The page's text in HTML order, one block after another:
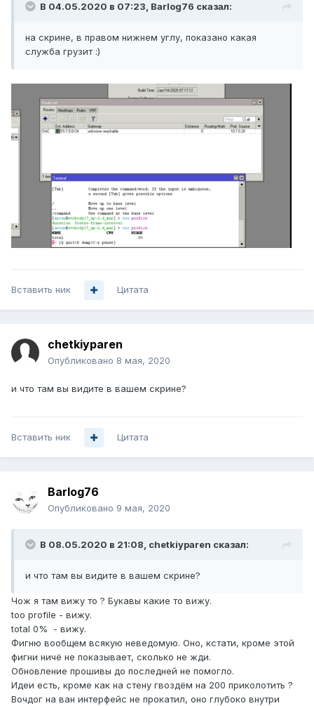
В 04.05.2020 в 07:23, Barlog76 сказал:
на скрине, в правом нижнем углу, показано какая
служба грузит :)
Вставить ник Цитата
chetkiyparen
Опубликовано 8 мая, 2020
и что там вы видите в вашем скрине?
Вставить ник Цитата
Barlog76
Опубликовано 9 мая, 2020
В 08.05.2020 в 21:08, chetkiyparen сказал:
и что там вы видите в вашем скрине?
Чож я там вижу то ? Букавы какие то вижу.
too profile - вижу.
total 0% - вижу.
Фигню вообщем всякую неведомую. Оно, кстати, кроме этой
фигни ничё не показывает, сколько не жди.
Обновление прошивы до последней не помогло.
Идеи есть, кроме как на стену гвоздём на 200 приколотить ?
Вочдог на ван интерфейс не прокатил, оно глубоко внутри